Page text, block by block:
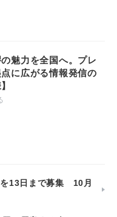
魅力を全国へ。プレ
に広がる情報発信の
を13日まで募集 10月